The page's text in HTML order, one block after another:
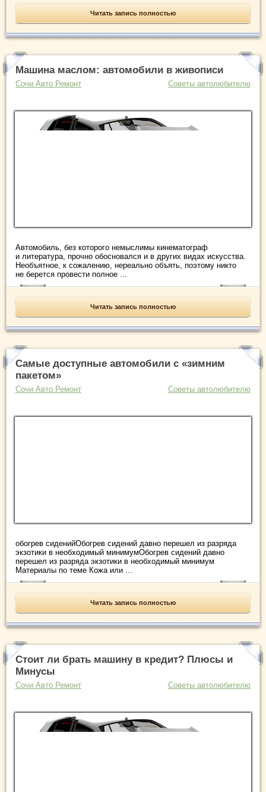
Читать запись полностью
Машина маслом: автомобили в живописи
Сочи Авто Ремонт Советы автолюбителю
Автомобиль, без которого немыслимы кинематограф
и литература, прочно обосновался и в других видах искусства.
Необъятное, к сожалению, нереально объять, поэтому никто
не берется провести полное ...
Читать запись полностью
Самые доступные автомобили с «зимним
пакетом»
Сочи Авто Ремонт Советы автолюбителю
обогрев сиденийОбогрев сидений давно перешел из разряда
экзотики в необходимый минимумОбогрев сидений давно
перешел из разряда экзотики в необходимый минимум
Материалы по теме Кожа или ...
Читать запись полностью
Стоит ли брать машину в кредит? Плюсы и
Минусы
Сочи Авто Ремонт Советы автолюбителю